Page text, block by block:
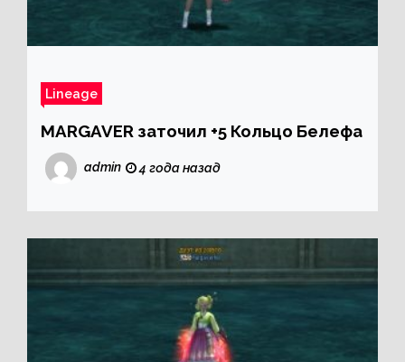
Lineage
MARGAVER заточил +5 Кольцо Белефа
admin 4 года назад